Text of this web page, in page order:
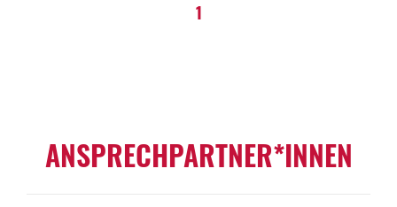
1
ANSPRECHPARTNER*INNEN